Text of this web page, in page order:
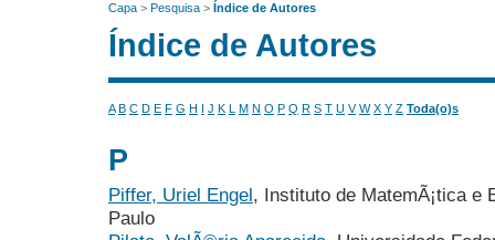
Capa > Pesquisa > Índice de Autores
Índice de Autores
A B C D E F G H I J K L M N O P Q R S T U V W X Y Z Toda(o)s
P
Piffer, Uriel Engel, Instituto de MatemÃ¡tica e
Paulo